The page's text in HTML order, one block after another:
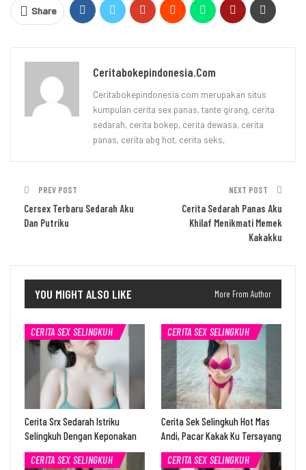
Share
Ceritabokepindonesia.com
Ceritabokepindonesia.com merupakan situs
kumpulan cerita sex panas, tante girang, cerita
sedarah, cerita bokep, cerita dewasa, cerita
panas, cerita abg hot, cerita seks,
PREV POST
Cersex Terbaru Sedarah Aku
Dan Putriku
NEXT POST
Cerita Sedarah Panas Aku
Khilaf Menikmati Memek
Kakakku
YOU MIGHT ALSO LIKE More From Author
CERITA SEX SELINGKUH
Cerita Srx Sedarah Istriku
Selingkuh Dengan Keponakan
CERITA SEX SELINGKUH
Cerita Sek Selingkuh Hot Mas
Andi, Pacar Kakak Ku Tersayang
CERITA SEX SELINGKUH
CERITA SEX SELINGKUH